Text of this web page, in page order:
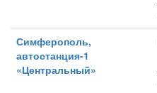
Симферополь,
автостанция-1
«Центральный»